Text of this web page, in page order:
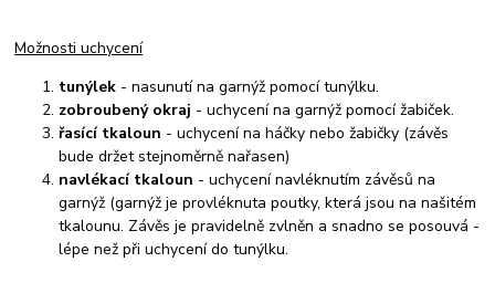
Možnosti uchycení
tunýlek - nasunutí na garnýž pomocí tunýlku.
zobroubený okraj - uchycení na garnýž pomocí žabiček.
řasící tkaloun - uchycení na háčky nebo žabičky (závěs
bude držet stejnoměrně nařasen)
navlékací tkaloun - uchycení navléknutím závěsů na
garnýž (garnýž je provléknuta poutky, která jsou na našitém
tkalounu. Závěs je pravidelně zvlněn a snadno se posouvá -
lépe než při uchycení do tunýlku.